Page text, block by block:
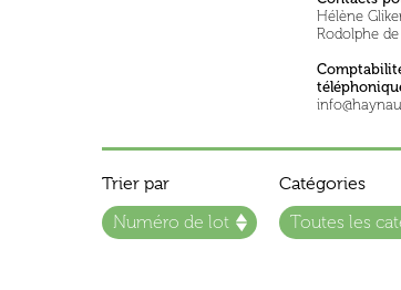
Hélène
Rodolphe
Trier par Catégories